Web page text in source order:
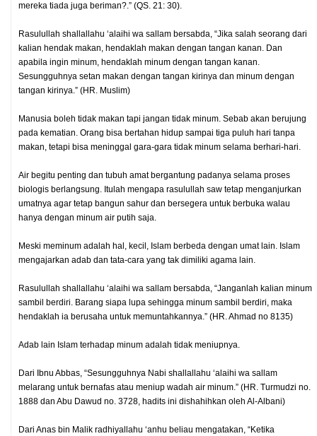
mereka tiada juga beriman?.” (QS. 21: 30).
Rasulullah shallallahu ‘alaihi wa sallam bersabda, “Jika salah seorang dari
kalian hendak makan, hendaklah makan dengan tangan kanan. Dan
apabila ingin minum, hendaklah minum dengan tangan kanan.
Sesungguhnya setan makan dengan tangan kirinya dan minum dengan
tangan kirinya.” (HR. Muslim)
Manusia boleh tidak makan tapi jangan tidak minum. Sebab akan berujung
pada kematian. Orang bisa bertahan hidup sampai tiga puluh hari tanpa
makan, tetapi bisa meninggal gara-gara tidak minum selama berhari-hari.
Air begitu penting dan tubuh amat bergantung padanya selama proses
biologis berlangsung. Itulah mengapa rasulullah saw tetap menganjurkan
umatnya agar tetap bangun sahur dan bersegera untuk berbuka walau
hanya dengan minum air putih saja.
Meski meminum adalah hal, kecil, Islam berbeda dengan umat lain. Islam
mengajarkan adab dan tata-cara yang tak dimiliki agama lain.
Rasulullah shallallahu ‘alaihi wa sallam bersabda, “Janganlah kalian minum
sambil berdiri. Barang siapa lupa sehingga minum sambil berdiri, maka
hendaklah ia berusaha untuk memuntahkannya.” (HR. Ahmad no 8135)
Adab lain Islam terhadap minum adalah tidak meniupnya.
Dari Ibnu Abbas, “Sesungguhnya Nabi shallallahu ‘alaihi wa sallam
melarang untuk bernafas atau meniup wadah air minum.” (HR. Turmudzi no.
1888 dan Abu Dawud no. 3728, hadits ini dishahihkan oleh Al-Albani)
Dari Anas bin Malik radhiyallahu ‘anhu beliau mengatakan, “Ketika